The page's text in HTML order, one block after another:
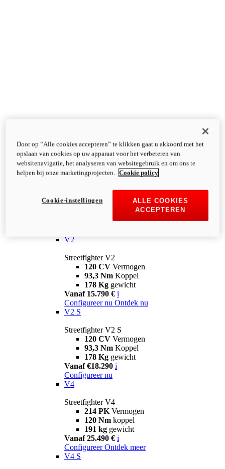
V2
Streetfighter V2
120 CV Vermogen
93,3 Nm Koppel
178 Kg gewicht
Vanaf 15.790 € i
Configureer nu Ontdek nu
V2 S
Streetfighter V2 S
120 CV Vermogen
93,3 Nm Koppel
178 Kg gewicht
Vanaf €18.290 i
Configureer nu
V4
Streetfighter V4
214 PK Vermogen
120 Nm koppel
191 kg gewicht
Vanaf 25.490 € i
Configureer Ontdek meer
V4 S
Door op “Alle cookies accepteren” te klikken gaat u akkoord met het
opslaan van cookies op uw apparaat voor het verbeteren van
websitenavigatie, het analyseren van websitegebruik en om ons te
helpen bij onze marketingprojecten.
Cookie policy
ALLE COOKIES
ACCEPTEREN
Cookie-instellingen